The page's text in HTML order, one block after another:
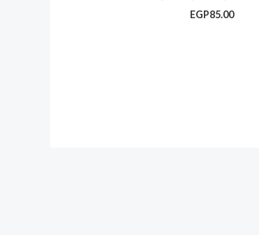
EGP85.00